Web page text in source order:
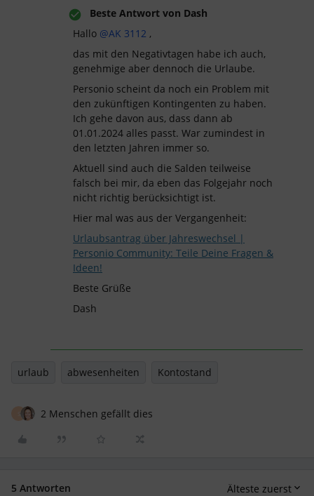
Beste Antwort von Dash
Hallo @AK 3112 ,
das mit den Negativtagen habe ich auch,
genehmige aber dennoch die Urlaube.
Personio scheint da noch ein Problem mit
den zukünftigen Kontingenten zu haben.
Ich gehe davon aus, dass dann ab
01.01.2024 alles passt. War zumindest in
den letzten Jahren immer so.
Aktuell sind auch die Salden teilweise
falsch bei mir, da eben das Folgejahr noch
nicht richtig berücksichtigt ist.
Hier mal was aus der Vergangenheit:
Urlaubsantrag über Jahreswechsel |
Personio Community: Teile Deine Fragen &
Ideen!
Beste Grüße
Dash
urlaub abwesenheiten Kontostand
2 Menschen gefällt dies
5 Antworten Älteste zuerst